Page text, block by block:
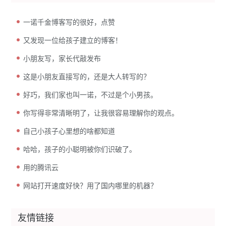
一诺千金博客写的很好，点赞
又发现一位给孩子建立的博客！
小朋友写，家长代敲发布
这是小朋友直接写的，还是大人转写的？
好巧，我们家也叫一诺，不过是个小男孩。
你写得非常清晰明了，让我很容易理解你的观点。
自己小孩子心里想的啥都知道
哈哈，孩子的小聪明被你们识破了。
用的腾讯云
网站打开速度好快？用了国内哪里的机器？
友情链接